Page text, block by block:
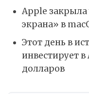
Apple
экрана» в
Этот день в
инвестирует
долларов